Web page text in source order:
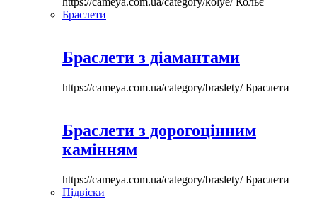
Браслети
Браслети з діамантами
https://cameya.com.ua/category/braslety/Браслети
Браслети з дорогоцінним
камінням
https://cameya.com.ua/category/braslety/Браслети
Підвіски